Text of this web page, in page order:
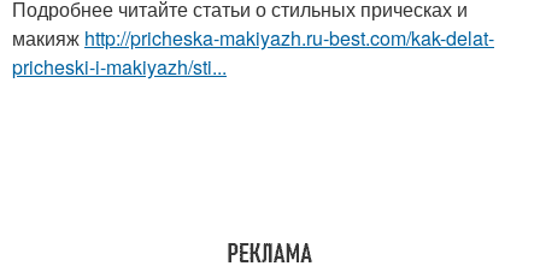
Подробнее читайте статьи о стильных прическах и
макияж http://pricheska-makiyazh.ru-best.com/kak-delat-
pricheski-i-makiyazh/sti...